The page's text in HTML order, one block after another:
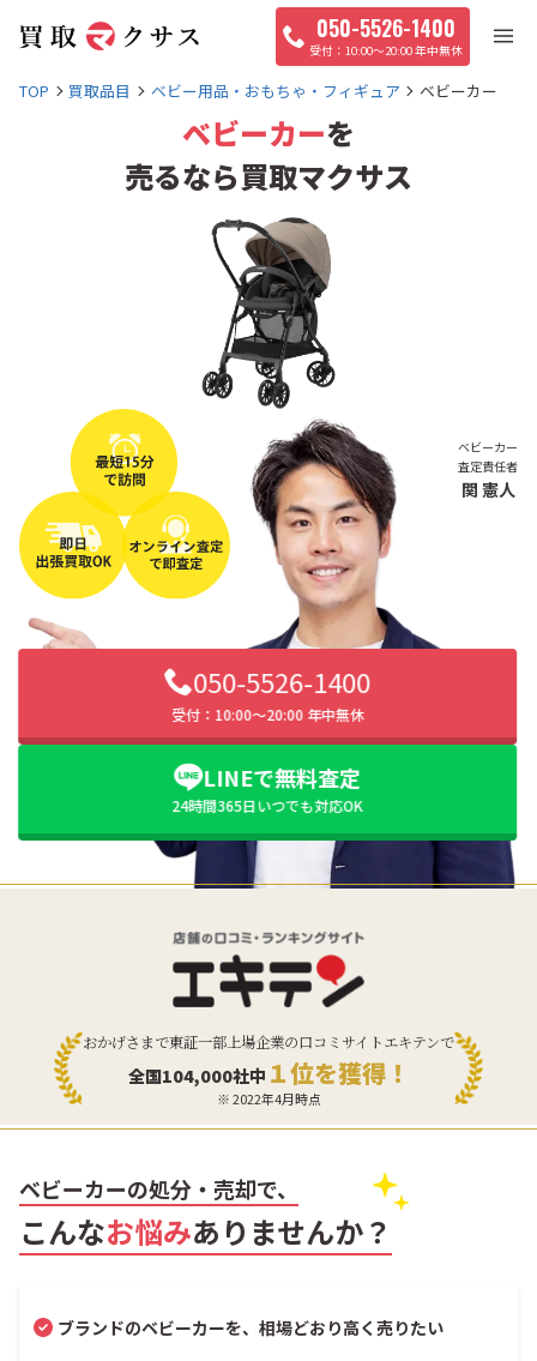
050-5526-1400
10:00〜20:00 年中無休
TOP 買取品目 ベビー用品・おもちゃ・フィギュア ベビーカー
ベビーカーを
売るなら買取マクサス
ベビーカー
査定責任者
関 憲人
050-5526-1400
受付：10:00〜20:00 年中無休
LINEで無料査定
24時間365日いつでも対応OK
おかげさまで東証一部上場企業の口コミサイトエキテンで
全国104,000社中 １位を獲得！
※ 2022年4月時点
ベビーカーの処分・売却で、
こんなお悩みありませんか？
ブランドのベビーカーを、相場どおり高く売りたい